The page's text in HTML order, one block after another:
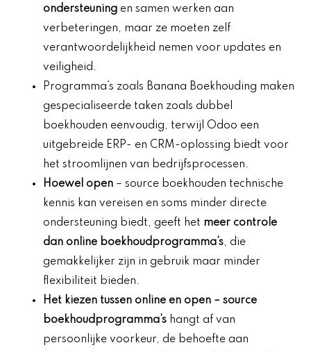
ondersteuning en samen werken aan
verbeteringen, maar ze moeten zelf
verantwoordelijkheid nemen voor updates en
veiligheid.
Programma’s zoals Banana Boekhouding maken
gespecialiseerde taken zoals dubbel
boekhouden eenvoudig, terwijl Odoo een
uitgebreide ERP- en CRM-oplossing biedt voor
het stroomlijnen van bedrijfsprocessen.
Hoewel open – source boekhouden technische
kennis kan vereisen en soms minder directe
ondersteuning biedt, geeft het meer controle
dan online boekhoudprogramma’s, die
gemakkelijker zijn in gebruik maar minder
flexibiliteit bieden.
Het kiezen tussen online en open – source
boekhoudprogramma’s hangt af van
persoonlijke voorkeur, de behoefte aan